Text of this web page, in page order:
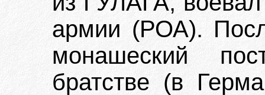
армии (РОА).
монашеский
братстве (в